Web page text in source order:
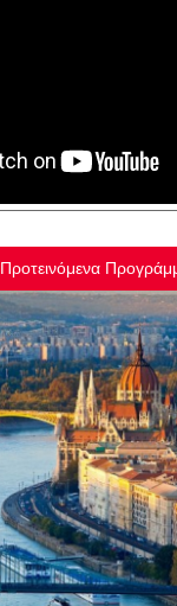
Προτεινόμενα